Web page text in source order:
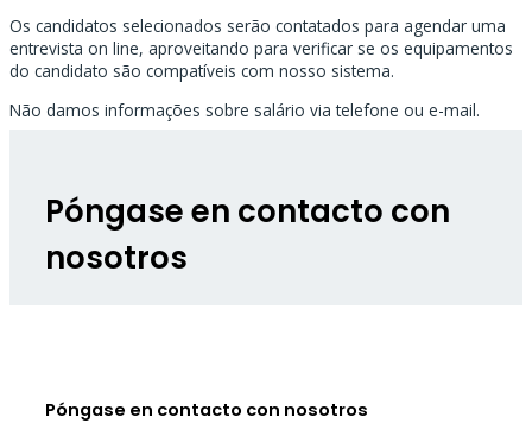
Os candidatos selecionados serão contatados para agendar uma
entrevista on line, aproveitando para verificar se os equipamentos
do candidato são compatíveis com nosso sistema.
Não damos informações sobre salário via telefone ou e-mail.
Póngase en contacto con
nosotros
Póngase en contacto con nosotros